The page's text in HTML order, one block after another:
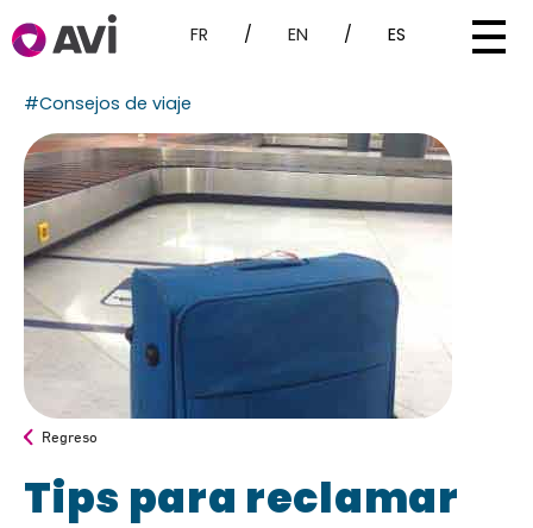
FR / EN / ES
#Consejos de viaje
Regreso
Tips para reclamar